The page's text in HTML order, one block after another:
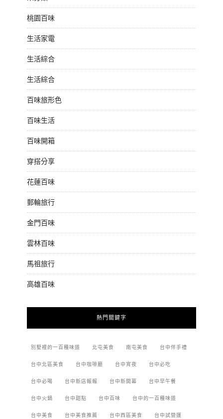
桃園百味
生活家電
生活綜合
生活綜合
百味旅形色
百味生活
百味開箱
穿搭分享
花蓮百味
郵輪旅行
金門百味
雲林百味
馬祖旅行
高雄百味
熱門關鍵字
別墅裡的一百種味道 北屯美食 南屯美食 台中伴手禮
台中北區美食 台中咖啡廳 台中宵夜 台中必吃
台中必喝 台中新店報報 台中新開幕 台中早午餐
台中火鍋 台中甜點 台中百味 台中的一百種味道
台中美食 台中美食推薦 台中西區美食 台中試營運